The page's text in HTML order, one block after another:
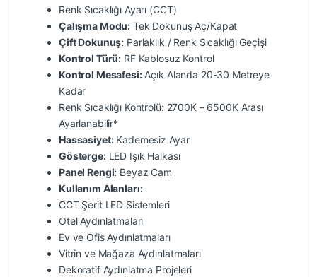
Renk Sıcaklığı Ayarı (CCT)
Çalışma Modu: Tek Dokunuş Aç/Kapat
Çift Dokunuş: Parlaklık / Renk Sıcaklığı Geçişi
Kontrol Türü: RF Kablosuz Kontrol
Kontrol Mesafesi:Açık Alanda 20-30 Metreye
Kadar
Renk Sıcaklığı Kontrolü: 2700K – 6500K Arası
Ayarlanabilir*
Hassasiyet:Kademesiz Ayar
Gösterge:LED Işık Halkası
Panel Rengi: Beyaz Cam
Kullanım Alanları:
CCT Şerit LED Sistemleri
Otel Aydınlatmaları
Ev ve Ofis Aydınlatmaları
Vitrin ve Mağaza Aydınlatmaları
Dekoratif Aydınlatma Projeleri